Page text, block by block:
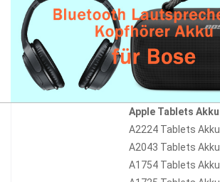
Apple Tablets Akku
A2224 Tablets Akku
A2043 Tablets Akku
A1754 Tablets Akku